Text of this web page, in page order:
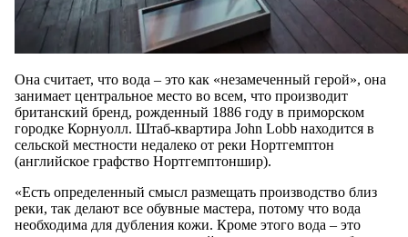
Она считает, что вода – это как «незамеченный герой», она
занимает центральное место во всем, что производит
британский бренд, рожденный 1886 году в приморском
городке Корнуолл. Штаб-квартира John Lobb находится в
сельской местности недалеко от реки Нортгемптон
(английское графство Нортгемптоншир).
«Есть определенный смысл размещать производство близ
реки, так делают все обувные мастера, потому что вода
необходима для дубления кожи. Кроме этого вода – это